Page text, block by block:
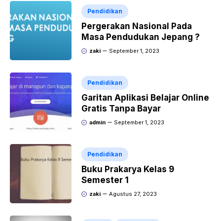
Pendidikan
Pergerakan Nasional Pada
Masa Pendudukan Jepang ?
zaki September 1, 2023
Pendidikan
Garitan Aplikasi Belajar Online
Gratis Tanpa Bayar
admin September 1, 2023
Pendidikan
Buku Prakarya Kelas 9
Semester 1
zaki Agustus 27, 2023